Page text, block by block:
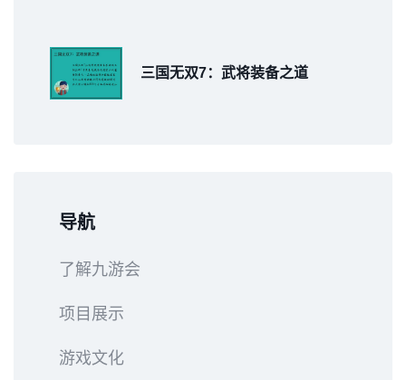
三国无双7：武将装备之道
导航
了解九游会
项目展示
游戏文化